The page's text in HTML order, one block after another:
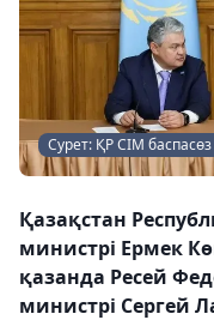
Сурет: ҚР СІМ баспасөз
Қазақстан
министрі Ермек
қазанда Ресей
министрі Сергей